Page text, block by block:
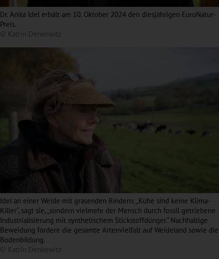
Dr. Anita Idel erhält am 10. Oktober 2024 den diesjährigen EuroNatur-
Preis.
© Katrin Denkewitz
Idel an einer Weide mit grasenden Rindern: „Kühe sind keine Klima-
Killer“, sagt sie, „sondern vielmehr der Mensch durch fossil getriebene
Industrialisierung mit synthetischem Stickstoffdünger.“ Nachhaltige
Beweidung fördere die gesamte Artenvielfalt auf Weideland sowie die
Bodenbildung.
© Katrin Denkewitz